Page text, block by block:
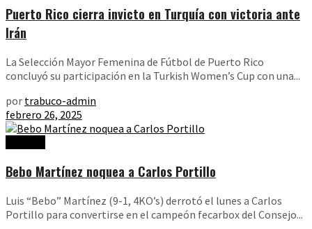
Puerto Rico cierra invicto en Turquía con victoria ante
Irán
La Selección Mayor Femenina de Fútbol de Puerto Rico
concluyó su participación en la Turkish Women’s Cup con una...
por trabuco-admin
febrero 26, 2025
Bebo Martínez noquea a Carlos Portillo
Luis “Bebo” Martínez (9-1, 4KO’s) derrotó el lunes a Carlos
Portillo para convertirse en el campeón fecarbox del Consejo...